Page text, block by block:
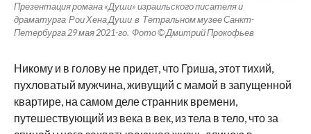
Презентация романа «Души» израильского писателя и
драматурга Рои Хена Души в Тетральном музее Санкт-
Петербурга 29 мая 2021-го. Фото © Дмитрий Прокофьев
Никому и в голову не придет, что Гриша, этот тихий,
пухловатый мужчина, живущий с мамой в запущенной
квартире, на самом деле странник времени,
путешествующий из века в век, из тела в тело, что за